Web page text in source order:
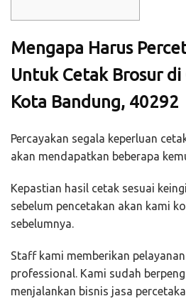
Mengapa Harus
Untuk Cetak Brosur di
Kota Bandung, 40292
Percayakan segala keperluan
akan mendapatkan beberapa
Kepastian hasil cetak sesuai
sebelum pencetakan akan kami
sebelumnya.
Staff kami memberikan
professional. Kami sudah
menjalankan bisnis jasa